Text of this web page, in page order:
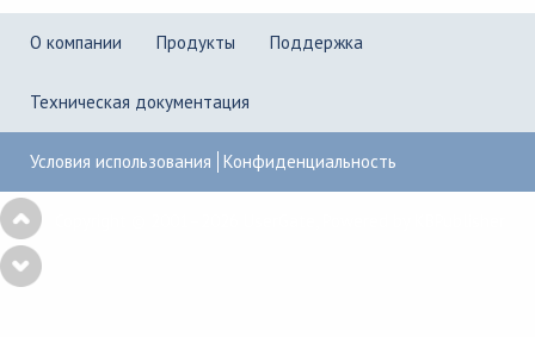
О компании Продукты Поддержка
Техническая документация
Условия использования Конфиденциальность